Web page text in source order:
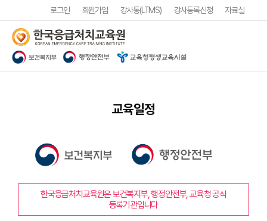
로그인 회원가입 강사통(LTMS) 강사등록신청 자료실
교육일정
한국응급처치교육원은 보건복지부, 행정안전부, 교육청 공식
등록기관입니다